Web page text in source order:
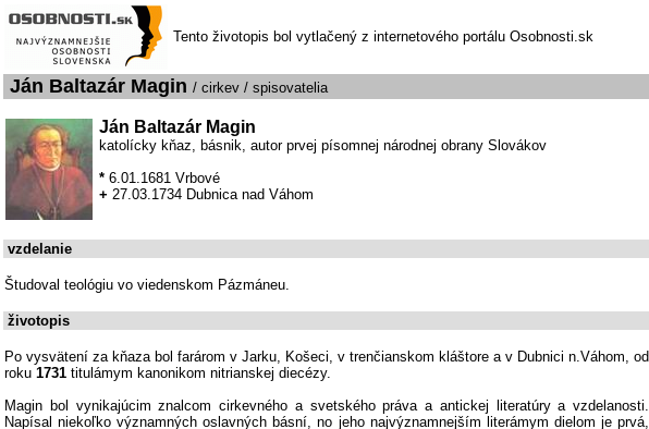
Tento životopis bol vytlačený z internetového portálu Osobnosti.sk
Ján Baltazár Magin / cirkev / spisovatelia
Ján Baltazár Magin
katolícky kňaz, básnik, autor prvej písomnej národnej obrany Slovákov
* 6.01.1681 Vrbové
+ 27.03.1734 Dubnica nad Váhom
vzdelanie
Študoval teológiu vo viedenskom Pázmáneu.
životopis
Po vysvätení za kňaza bol farárom v Jarku, Košeci, v trenčianskom kláštore a v Dubnici n.Váhom, od
roku 1731 titulámym kanonikom nitrianskej diecézy.
Magin bol vynikajúcim znalcom cirkevného a svetského práva a antickej literatúry a vzdelanosti.
Napísal niekoľko významných oslavných básní, no jeho najvýznamnejším literámym dielom je prvá,